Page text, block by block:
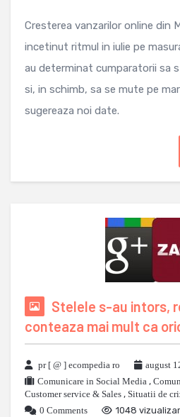
Cresterea vanzarilor online din
incetinut ritmul in iulie pe
au determinat cumparatorii sa
si, in schimb, sa se mute pe
sugereaza noi date.
Stelele s-au intors,
conteaza mai mult ca
pr [ @ ] ecompedia ro
august
Comunicare in Social Media ,
Customer service & Sales , Situatii de
0 Comments
1048